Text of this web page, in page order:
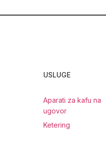
USLUGE
Aparati za kafu na
ugovor
Ketering